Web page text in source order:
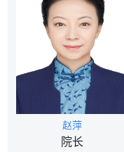
赵萍
院长